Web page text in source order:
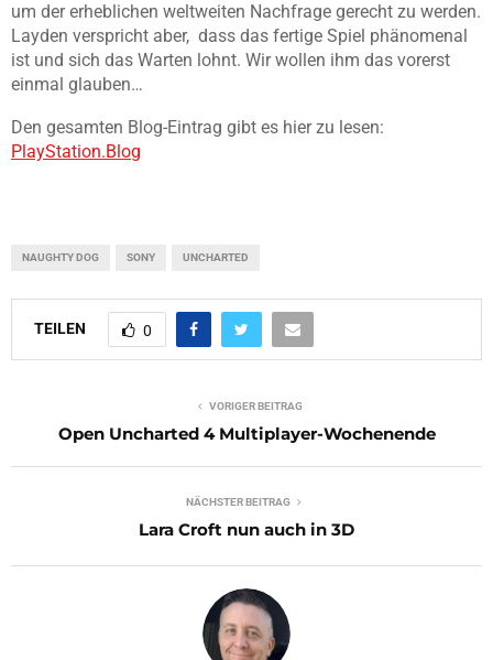
um der erheblichen weltweiten Nachfrage gerecht zu werden.
Layden verspricht aber, dass das fertige Spiel phänomenal
ist und sich das Warten lohnt. Wir wollen ihm das vorerst
einmal glauben…
Den gesamten Blog-Eintrag gibt es hier zu lesen:
PlayStation.Blog
NAUGHTY DOG SONY UNCHARTED
TEILEN 0
VORIGER BEITRAG
Open Uncharted 4 Multiplayer-Wochenende
NÄCHSTER BEITRAG
Lara Croft nun auch in 3D